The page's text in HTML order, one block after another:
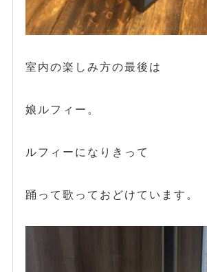
室内の楽しみ方の最後は
娘ルフィー。
ルフィーになりきって
踊って歌っておどけています。